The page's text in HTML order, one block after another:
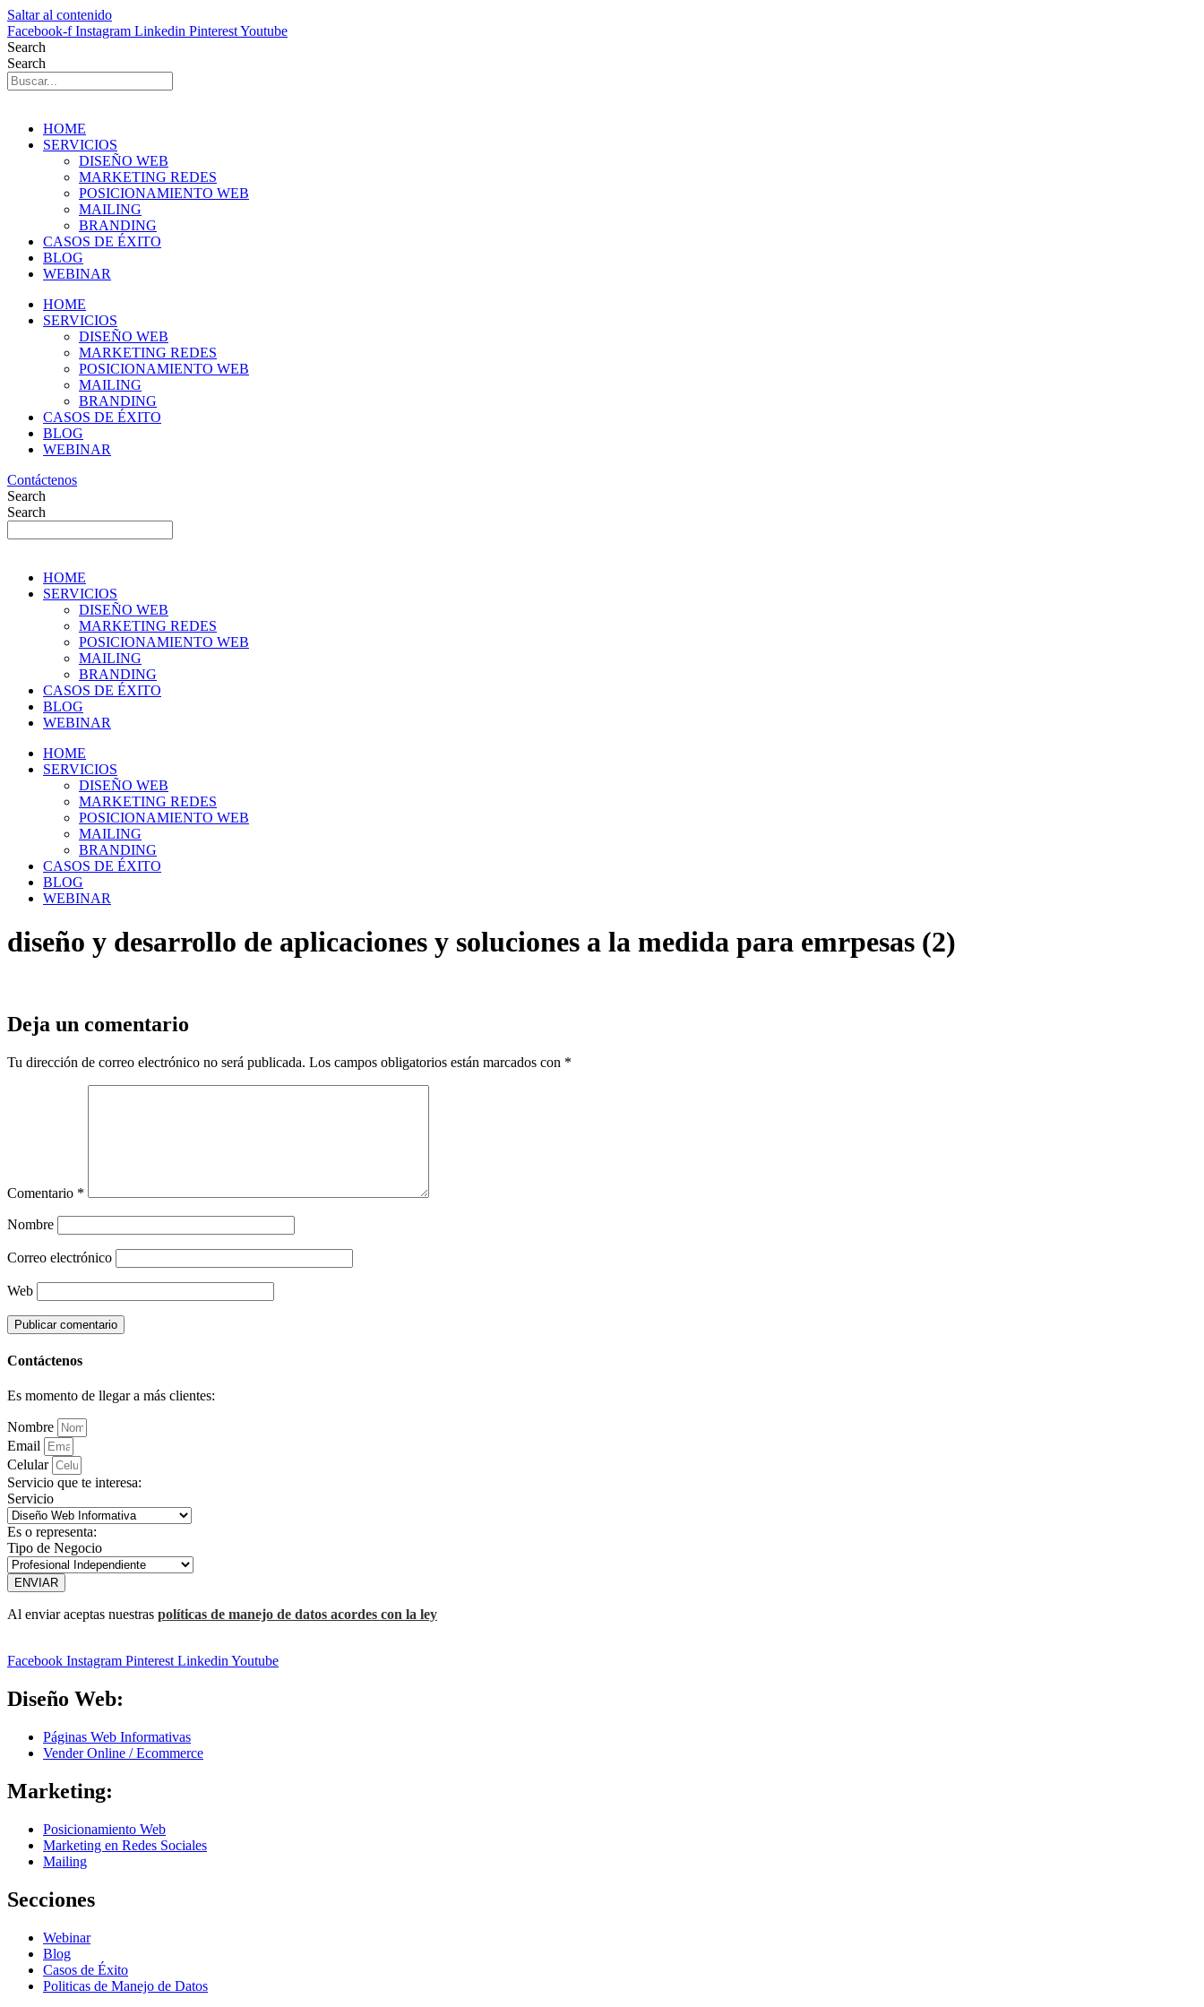
Saltar al contenido
Facebook-f Instagram Linkedin PinterestYoutube
Search
Search
HOME
SERVICIOS
DISEÑO WEB
MARKETING REDES
POSICIONAMIENTO WEB
MAILING
BRANDING
CASOS DE ÉXITO
BLOG
WEBINAR
HOME
SERVICIOS
DISEÑO WEB
MARKETING REDES
POSICIONAMIENTO WEB
MAILING
BRANDING
CASOS DE ÉXITO
BLOG
WEBINAR
Contáctenos
Search
Search
HOME
SERVICIOS
DISEÑO WEB
MARKETING REDES
POSICIONAMIENTO WEB
MAILING
BRANDING
CASOS DE ÉXITO
BLOG
WEBINAR
HOME
SERVICIOS
DISEÑO WEB
MARKETING REDES
POSICIONAMIENTO WEB
MAILING
BRANDING
CASOS DE ÉXITO
BLOG
WEBINAR
diseño y desarrollo de aplicaciones y soluciones a la medida para emrpesas (2)
Deja un comentario
Tu dirección de correo electrónico no será publicada. Los campos obligatorios están marcados con *
Comentario *
Nombre
Correo electrónico
Web
Contáctenos
Es momento de llegar a más clientes:
Nombre
Email
Celular
Servicio que te interesa:
Servicio
Es o representa:
Tipo de Negocio
ENVIAR
Al enviar aceptas nuestras políticas de manejo de datos acordes con la ley
Facebook Instagram Pinterest Linkedin Youtube
Diseño Web:
Páginas Web Informativas
Vender Online / Ecommerce
Marketing:
Posicionamiento Web
Marketing en Redes Sociales
Mailing
Secciones
Webinar
Blog
Casos de Éxito
Politicas de Manejo de Datos